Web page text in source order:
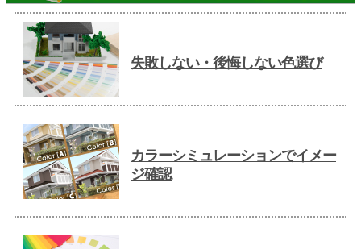
失敗しない・後悔しない色選び
カラーシミュレーションでイメー
ジ確認